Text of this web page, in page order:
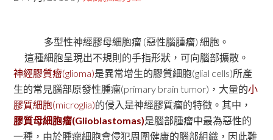
多型性神經膠母細胞瘤 (惡性腦腫瘤) 細胞。
這種細胞呈現出不規則的手指形狀，可向腦部擴散。
神經膠質瘤(glioma)是異常增生的膠質細胞(glial cells)所產
生的常見腦部原發性腫瘤(primary brain tumor)，大量的小
膠質細胞(microglia)的侵入是神經膠質瘤的特徵。其中，
膠質母細胞瘤(Glioblastomas)是腦部腫瘤中最為惡性的
一種，由於腫瘤細胞會侵犯周圍健康的腦部組織，因此難